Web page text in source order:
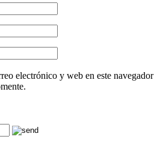
electrónico y web en este navegador